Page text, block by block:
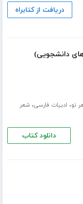
دریافت از کتابراه
دانشجویی)
نو، ادبیات فارسی،شعر
دانلود کتاب